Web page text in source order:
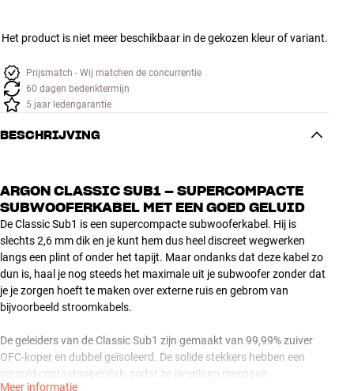
INSPIRATIE
MERKEN
AANBIEDINGEN
Klantenservice
Inloggen
Klantenservice
Bouw met geluid
Het product is niet meer beschikbaar in de gekozen kleur of variant.
Prijsmatch - Wij matchen de concurrentie
60 dagen bedenktermijn
5 jaar ledengarantie
BESCHRIJVING
ARGON CLASSIC SUB1 – SUPERCOMPACTE
SUBWOOFERKABEL MET EEN GOED GELUID
De Classic Sub1 is een supercompacte subwooferkabel. Hij is
slechts 2,6 mm dik en je kunt hem dus heel discreet wegwerken
langs een plint of onder het tapijt. Maar ondanks dat deze kabel zo
dun is, haal je nog steeds het maximale uit je subwoofer zonder dat
je je zorgen hoeft te maken over externe ruis en gebrom van
bijvoorbeeld stroomkabels.
De geleiders van de Classic Sub1 zijn gemaakt van 99,99% zuiver
OFC-koper en dubbel geïsoleerd. De solide stekkers hebben een
verguld contactoppervlak, zodat ze jarenlang meegaan.
Meer informatie